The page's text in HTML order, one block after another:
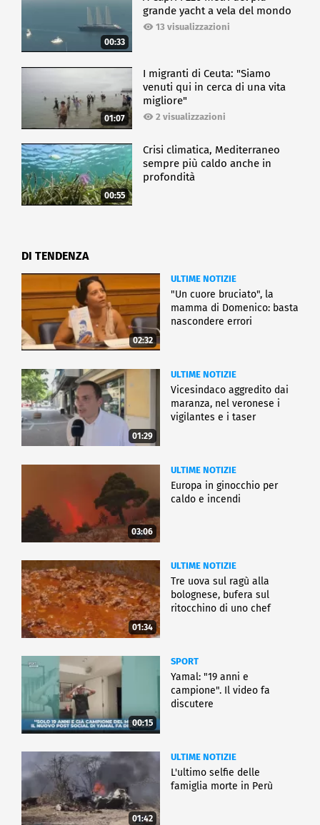
00:33
grande yacht a vela del mondo
13 visualizzazioni
01:07
I migranti di Ceuta: "Siamo
venuti qui in cerca di una vita
migliore"
2 visualizzazioni
00:55
Crisi climatica, Mediterraneo
sempre più caldo anche in
profondità
DI TENDENZA
02:32
ULTIME NOTIZIE
"Un cuore bruciato", la
mamma di Domenico: basta
nascondere errori
01:29
ULTIME NOTIZIE
Vicesindaco aggredito dai
maranza, nel veronese i
vigilantes e i taser
03:06
ULTIME NOTIZIE
Europa in ginocchio per
caldo e incendi
01:34
ULTIME NOTIZIE
Tre uova sul ragù alla
bolognese, bufera sul
ritocchino di uno chef
00:15
SPORT
Yamal: "19 anni e
campione". Il video fa
discutere
01:42
ULTIME NOTIZIE
L'ultimo selfie delle
famiglia morte in Perù